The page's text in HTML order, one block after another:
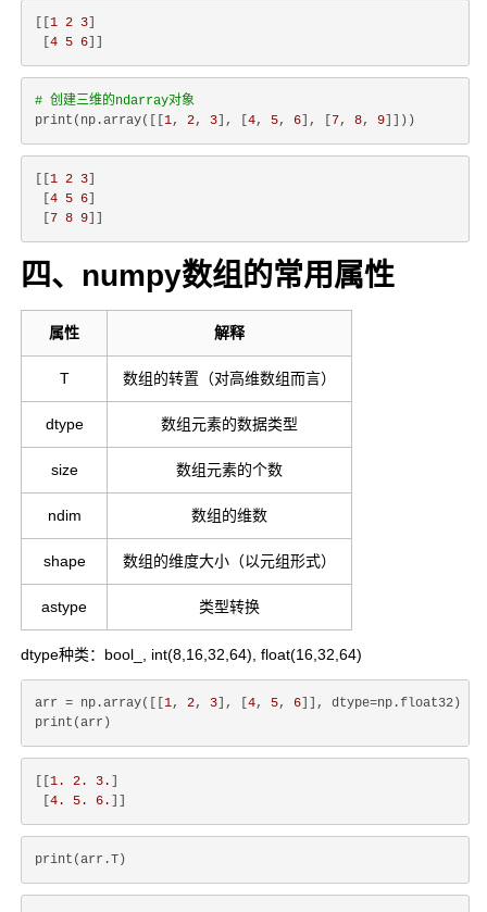
1 2 3
4 5 6
# 创建三维的ndarray对象
print(np.array([[ 1, 2, 3 ], [ 4, 5, 6 ], [ 7, 8, 9
1 2 3
4 5 6
7 8 9
四、numpy数组的常用属性
属性 解释
T 数组的转置（对高维数组而言）
dtype 数组元素的数据类型
size 数组元素的个数
ndim 数组的维数
shape 数组的维度大小（以元组形式）
astype 类型转换
dtype种类：bool_, int(8,16,32,64), float(16,32,64)
arr = np.array([[ 1, 2, 3 ], [ 4, 5, 6 ]], dtype=np.float32)
1. 2. 3.
4. 5. 6.